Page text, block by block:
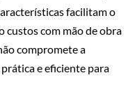
facilitam o
custos com mão de obra
compromete a
e eficiente para